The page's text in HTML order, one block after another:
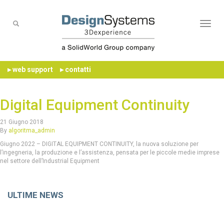
▸ web support ▸ contatti
Digital Equipment Continuity
21 Giugno 2018
By algoritma_admin
Giugno 2022 – DIGITAL EQUIPMENT CONTINUITY, la nuova soluzione per
l’ingegneria, la produzione e l’assistenza, pensata per le piccole medie imprese
nel settore dell’Industrial Equipment
ULTIME NEWS